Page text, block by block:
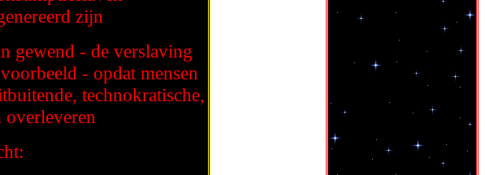
zijn
gewend - de verslaving
- opdat mensen
technokratische,
overleveren